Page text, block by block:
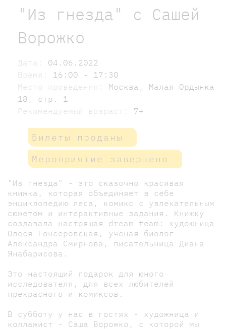
"Из гнезда" с Сашей
Ворожко
Дата: 04.06.2022
Время: 16:00 - 17:30
Место проведения: Москва, Малая Ордынка
18, стр. 1
Рекомендуемый возраст: 7+
Билеты проданы
Мероприятие завершено
"Из гнезда" - это сказочно красивая
книжка, которая объединяет в себе
энциклопедию леса, комикс с увлекательным
сюжетом и интерактивные задания. Книжку
создавала настоящая dream team: художница
Олеся Гонсеровская, учёная биолог
Александра Смирнова, писательница Диана
Янабарисова.
Это настоящий подарок для юного
исследователя, для всех любителей
прекрасного и комиксов.
В субботу у нас в гостях - художница и
коллажист - Саша Ворожко, с которой мы